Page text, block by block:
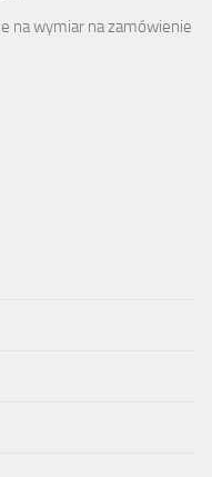
na wymiar na zamówienie